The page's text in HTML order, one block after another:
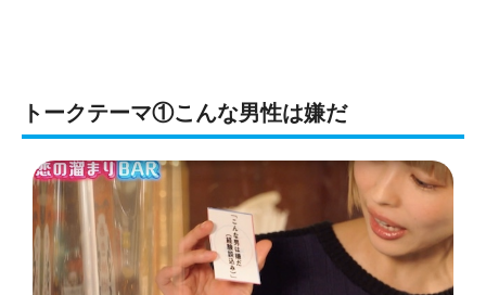
トークテーマ①こんな男性は嫌だ